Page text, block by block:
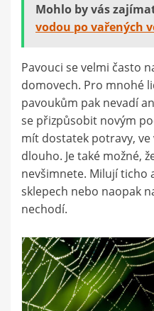
Mohlo by vás
vodou po vařených
Pavouci se velmi často
domovech. Pro mnohé
pavoukům pak nevadí
se přizpůsobit novým
mít dostatek potravy,
dlouho. Je také možné,
nevšimnete. Milují ticho
sklepech nebo naopak
nechodí.